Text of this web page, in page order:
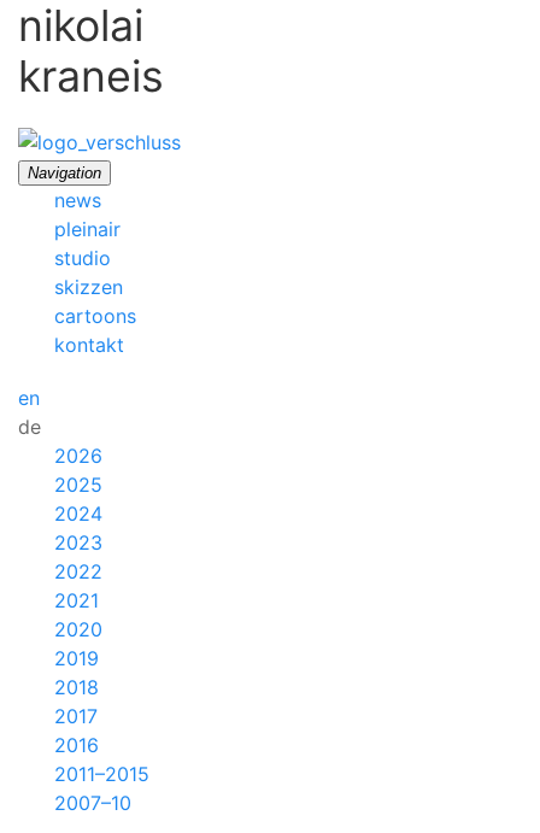
nikolai
kraneis
Navigation
news
pleinair
studio
skizzen
cartoons
kontakt
en
de
2026
2025
2024
2023
2022
2021
2020
2019
2018
2017
2016
2011–2015
2007–10